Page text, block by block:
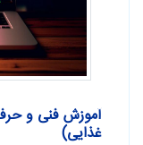
آموزش فنی و
غذایی)